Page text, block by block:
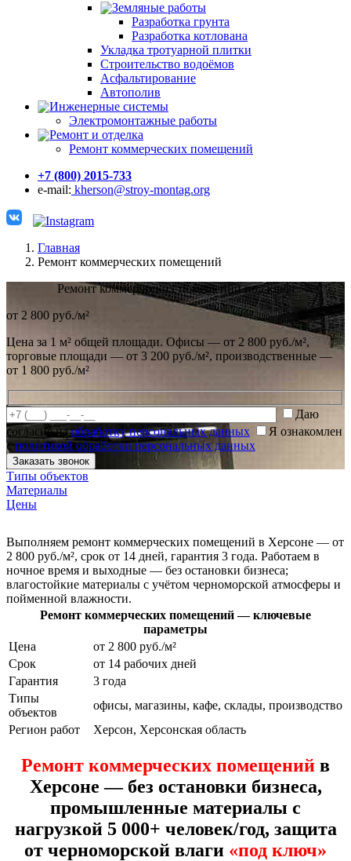
Земляные работы
Разработка грунта
Разработка котлована
Укладка тротуарной плитки
Строительство водоёмов
Асфальтирование
Автополив
Инженерные системы
Электромонтажные работы
Ремонт и отделка
Ремонт коммерческих помещений
+7 (800) 2015-733
e-mail: kherson@stroy-montag.org
Главная
Ремонт коммерческих помещений
Ремонт коммерческих помещений под ключ
от 2 800 руб./м²
Цена за 1 м² общей площади. Офисы — от 2 800 руб./м²,
торговые площади — от 3 200 руб./м², производственные —
от 1 800 руб./м²
Даю
согласие наобработку персональных данных
Я ознакомлен
сполитикой обработки персональных данных
Типы объектов
Материалы
Цены
Выполняем ремонт коммерческих помещений в Херсоне — от
2 800 руб./м², срок от 14 дней, гарантия 3 года. Работаем в
ночное время и выходные — без остановки бизнеса;
влагостойкие материалы с учётом черноморской атмосферы и
пойменной влажности.
Ремонт коммерческих помещений — ключевые
параметры
Цена
от 2 800 руб./м²
Срок
от 14 рабочих дней
Гарантия
3 года
Типы
объектов
офисы, магазины, кафе, склады, производство
Регион работ
Херсон, Херсонская область
Ремонт коммерческих помещений в
Херсоне — без остановки бизнеса,
промышленные материалы с
нагрузкой 5 000+ человек/год, защита
от черноморской влаги «под ключ»